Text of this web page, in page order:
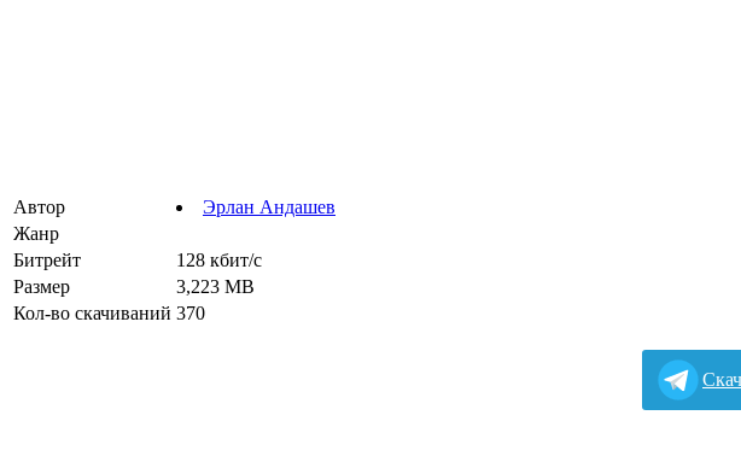
Автор
Эрлан Андашев
Жанр
Битрейт
128 кбит/с
Размер
3,223 MB
Кол-во скачиваний 370